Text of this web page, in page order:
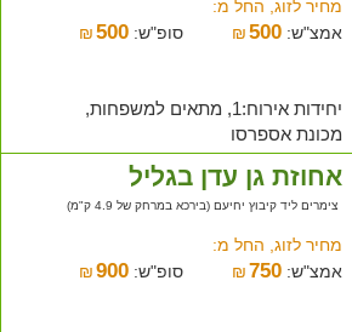
מחיר לזוג, החל מ:
אמצ"ש:
₪500 סופ"ש: ₪ 500
יחידות אירוח:1, מתאים למשפחות,
מכונת אספרסו
אחוזת גן עדן בגליל
צימרים ליד קיבוץ יחיעם (בירכא במרחק של 4.9 ק"מ)
מחיר לזוג, החל מ:
אמצ"ש:
₪750 סופ"ש: ₪ 900